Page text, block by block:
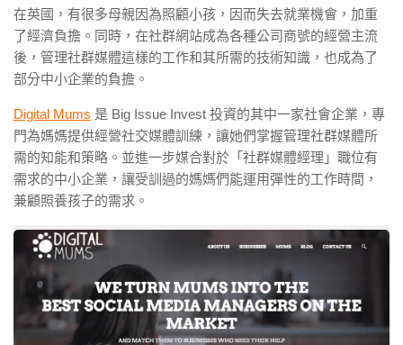
在英國，有很多母親因為照顧小孩，因而失去就業機會，加重
了經濟負擔。同時，在社群網站成為各種公司商號的經營主流
後，管理社群媒體這樣的工作和其所需的技術知識，也成為了
部分中小企業的負擔。
Digital Mums 是 Big Issue Invest 投資的其中一家社會企業，專
門為媽媽提供經營社交媒體訓練，讓她們掌握管理社群媒體所
需的知能和策略。並進一步媒合對於「社群媒體經理」職位有
需求的中小企業，讓受訓過的媽媽們能運用彈性的工作時間，
兼顧照養孩子的需求。